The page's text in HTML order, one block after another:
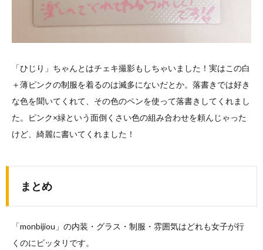
「ひじり」ちゃんとはチェキ撮影もしちゃいました！実はこの白
＋薄ピンクの制服を着るのは滅多にないだとか。落書きでは好き
な色を聞いてくれて、その色のペンを使って落書きしてくれまし
た。ピンク×緑という面倒くさい色の組み合わせを頼んじゃった
けど、綺麗に書いてくれました！
まとめ
「monbijiou」の内装・グラス・制服・雰囲気はどれも女子が行
くのにピッタリです。